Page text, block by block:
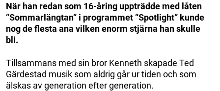
När han redan som 16-åring uppträdde med låten
”Sommarlängtan” i programmet ”Spotlight” kunde
nog de flesta ana vilken enorm stjärna han skulle
bli.
Tillsammans med sin bror Kenneth skapade Ted
Gärdestad musik som aldrig går ur tiden och som
älskas av generation efter generation.